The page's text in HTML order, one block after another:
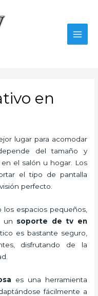
en
lugar para acomodar
del tamaño y
el salón u hogar. Los
el tipo de pantalla
perfecto.
los espacios pequeños,
un soporte de tv en
es bastante seguro,
disfrutando de la
es una herramienta
fácilmente a